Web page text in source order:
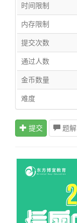
时间限制
内存限制
提交次数
通过人数
金币数量
难度
提交 题解